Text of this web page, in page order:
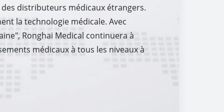
distributeurs médicaux étrangers.
la technologie médicale. Avec
Ronghai Medical continuera à
médicaux à tous les niveaux à